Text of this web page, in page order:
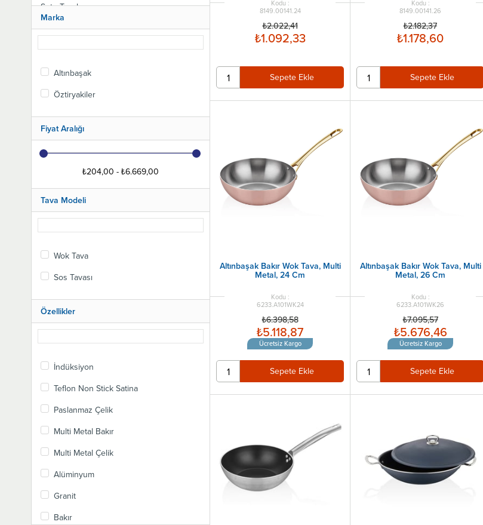
Sote Tavaları
Sac Kavurma Tavası Döküm
Krep ve Omlet Tavaları
Granit Tavalar
Fajita Tavaları
Balık Pişirme Tavaları
Yumurta Sahanı
Kavurma Sacı
Sos Tavası
Bakır Tavalar
Kaçerola
İndüksiyon Tava
Marka
Altınbaşak
Öztiryakiler
Fiyat Aralığı
₺204,00 - ₺6.669,00
Tava Modeli
Wok Tava
Sos Tavası
Özellikler
İndüksiyon
Teflon Non Stick Satina
Paslanmaz Çelik
Multi Metal Bakır
Multi Metal Çelik
Alüminyum
Granit
Bakır
8149.00141.24
₺1.092,33
₺2.022,41
Sepete Ekle
8149.00141.26
₺1.178,60
₺2.182,37
Sepete Ekle
Altınbaşak Bakır Wok Tava, Multi
Metal, 24 Cm
6233.A101WK24
₺5.118,87
₺6.398,58
Sepete Ekle
Ücretsiz Kargo
Altınbaşak Bakır Wok Tava, Multi
Metal, 26 Cm
6233.A101WK26
₺5.676,46
₺7.095,57
Sepete Ekle
Ücretsiz Kargo